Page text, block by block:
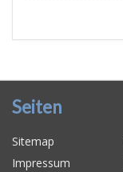
Seiten
Sitemap
Impressum